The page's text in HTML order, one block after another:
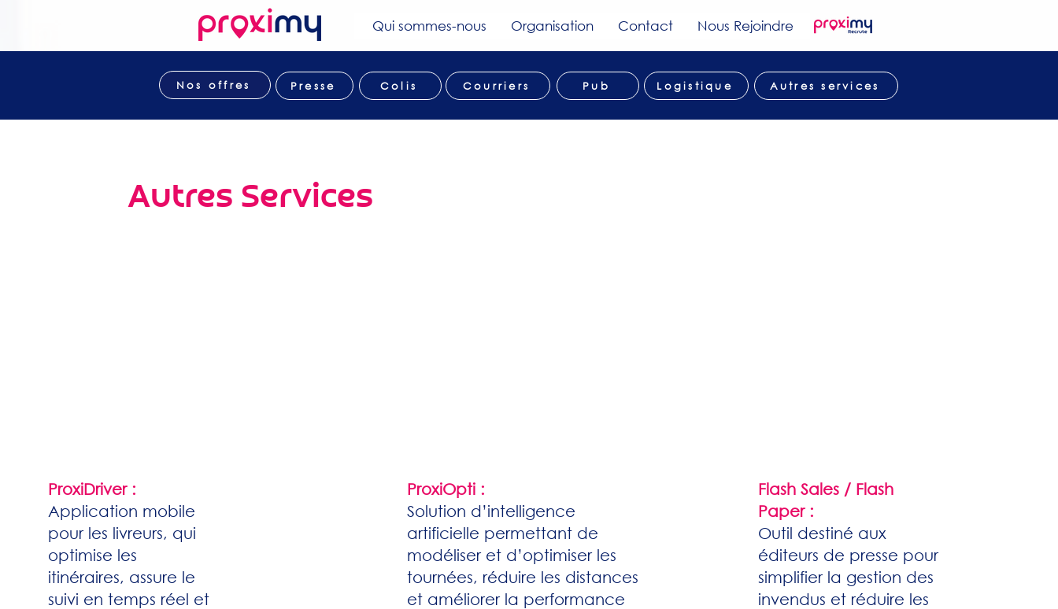
Qui sommes-nous Organisation Contact Nous Rejoindre
Nos offres Presse Colis Courriers Pub Logistique Autres services
Autres Services
ProxiDriver :
Application mobile
pour les livreurs, qui
optimise les
itinéraires, assure le
suivi en temps réel et
ProxiOpti :
Solution d’intelligence
artificielle permettant de
modéliser et d’optimiser les
tournées, réduire les distances
et améliorer la performance
Flash Sales / Flash
Paper :
Outil destiné aux
éditeurs de presse pour
simplifier la gestion des
invendus et réduire les